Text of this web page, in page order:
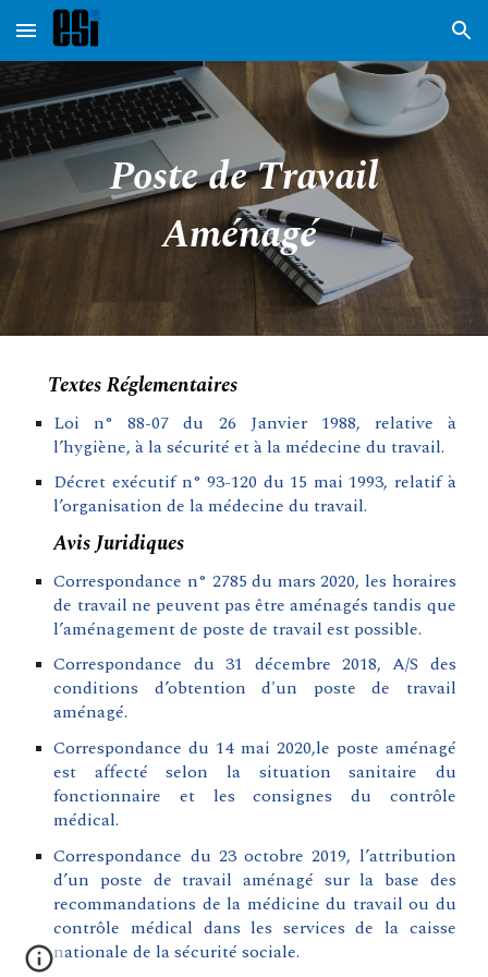
Skip to main content Skip to navigation
Poste de Travail
Aménagé
Textes Réglementaires
Loi n° 88-07 du 26 Janvier 1988, relative à
l’hygiène, à la sécurité et à la médecine du travail.
Décret exécutif n° 93-120 du 15 mai 1993, relatif à
l’organisation de la médecine du travail.
Avis Juridiques
Correspondance n° 2785 du mars 2020, les horaires
de travail ne peuvent pas être aménagés tandis que
l’aménagement de poste de travail est possible.
Correspondance du 31 décembre 2018, A/S des
conditions d’obtention d'un poste de travail
aménagé.
Correspondance du 14 mai 2020,le poste aménagé
est affecté selon la situation sanitaire du
fonctionnaire et les consignes du contrôle
médical.
Correspondance du 23 octobre 2019, l’attribution
d’un poste de travail aménagé sur la base des
recommandations de la médicine du travail ou du
contrôle médical dans les services de la caisse
nationale de la sécurité sociale.